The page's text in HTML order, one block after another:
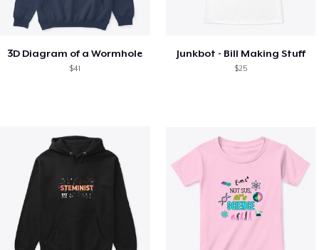
3D Diagram of a Wormhole
$41
Junkbot - Bill Making Stuff
$25